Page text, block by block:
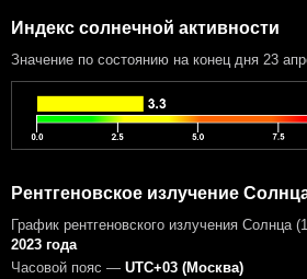
Индекс солнечной активности
Значение по состоянию на конец дня 23
Рентгеновское излучение
График рентгеновского излучения Солнца
2023 года
Часовой пояс — UTC+03 (Москва)